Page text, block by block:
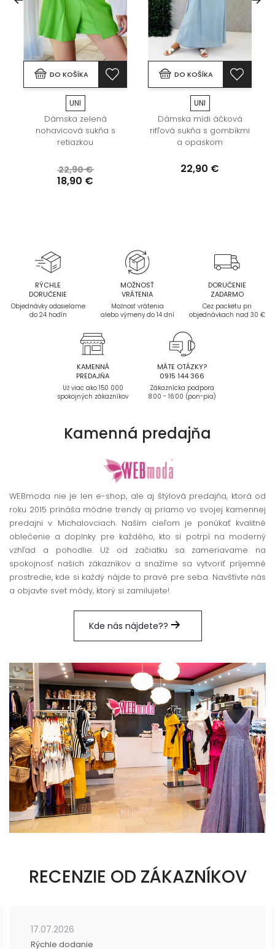
DO KOŠÍKA
UNI
Dámska zelená
nohavicová sukňa s
retiazkou
22,90 €
18,90 €
DO KOŠÍKA
UNI
Dámska midi áčková
rifľová sukňa s gombíkmi
a opaskom
22,90 €
RÝCHLE
DORUČENIE
Objednávky odosielame
do 24 hodín
MOŽNOSŤ
VRÁTENIA
Možnosť vrátenia
alebo výmeny do 14 dní
DORUČENIE
ZADARMO
Cez packetu pri
objednávkach nad 30 €
KAMENNÁ
PREDAJŇA
Už viac ako 150 000
spokojných zákazníkov
MÁTE OTÁZKY?
0915 144 366
Zákaznícka podpora
8:00 - 16:00 (pon-pia)
Kamenná predajňa
WEBmoda nie je len e-shop, ale aj štýlová predajňa, ktorá od
roku 2015 prináša módne trendy aj priamo vo svojej kamennej
predajni v Michalovciach. Naším cieľom je ponúkať kvalitné
oblečenie a doplnky pre každého, kto si potrpí na moderný
vzhľad a pohodlie. Už od začiatku sa zameriavame na
spokojnosť našich zákazníkov a snažíme sa vytvoriť príjemné
prostredie, kde si každý nájde to pravé pre seba. Navštívte nás
a objavte svet módy, ktorý si zamilujete!
Kde nás nájdete??
RECENZIE OD ZÁKAZNÍKOV
17.07.2026
Rýchle dodanie